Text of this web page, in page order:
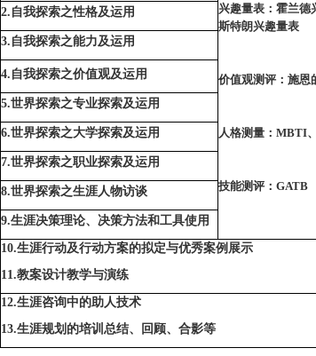
兴趣量表：霍兰德
斯特朗兴趣量表
价值观测评：施恩
人格测量：MBTI
技能测评：GATB
2.自我探索之性格及运用
3.自我探索之能力及运用
4.自我探索之价值观及运用
5.世界探索之专业探索及运用
6.世界探索之大学探索及运用
7.世界探索之职业探索及运用
8.世界探索之生涯人物访谈
9.生涯决策理论、决策方法和工具使用
10.生涯行动及行动方案的拟定与优秀案例展示
11.教案设计教学与演练
12.生涯咨询中的助人技术
13.生涯规划的培训总结、回顾、合影等